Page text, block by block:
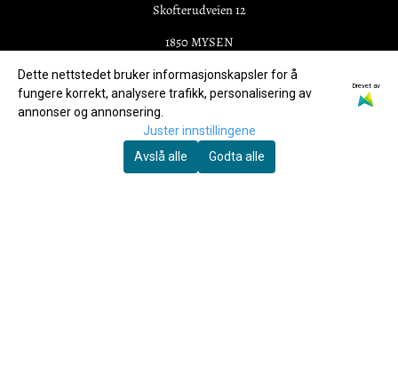
Skofterudveien 12
1850 MYSEN
Org. nr. 931348310
Tlf:
+4797767330
kundeservice@momarken-hestesportbutikk.no
Meny
Dette nettstedet bruker informasjonskapsler for å
fungere korrekt, analysere trafikk, personalisering av
annonser og annonsering.
Drevet av
Juster innstillingene
Avslå alle
Godta alle